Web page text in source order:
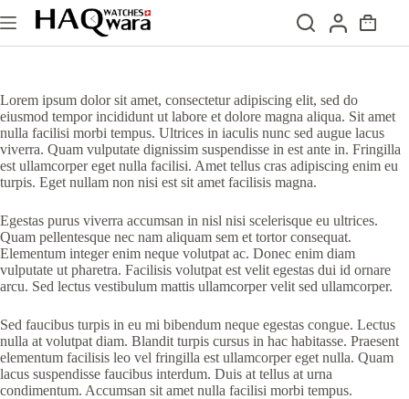
au
Panier
d’achat
Lorem ipsum dolor sit amet, consectetur adipiscing elit, sed do
eiusmod tempor incididunt ut labore et dolore magna aliqua. Sit amet
nulla facilisi morbi tempus. Ultrices in iaculis nunc sed augue lacus
viverra. Quam vulputate dignissim suspendisse in est ante in. Fringilla
est ullamcorper eget nulla facilisi. Amet tellus cras adipiscing enim eu
turpis. Eget nullam non nisi est sit amet facilisis magna.
Egestas purus viverra accumsan in nisl nisi scelerisque eu ultrices.
Quam pellentesque nec nam aliquam sem et tortor consequat.
Elementum integer enim neque volutpat ac. Donec enim diam
vulputate ut pharetra. Facilisis volutpat est velit egestas dui id ornare
arcu. Sed lectus vestibulum mattis ullamcorper velit sed ullamcorper.
Sed faucibus turpis in eu mi bibendum neque egestas congue. Lectus
nulla at volutpat diam. Blandit turpis cursus in hac habitasse. Praesent
elementum facilisis leo vel fringilla est ullamcorper eget nulla. Quam
lacus suspendisse faucibus interdum. Duis at tellus at urna
condimentum. Accumsan sit amet nulla facilisi morbi tempus.